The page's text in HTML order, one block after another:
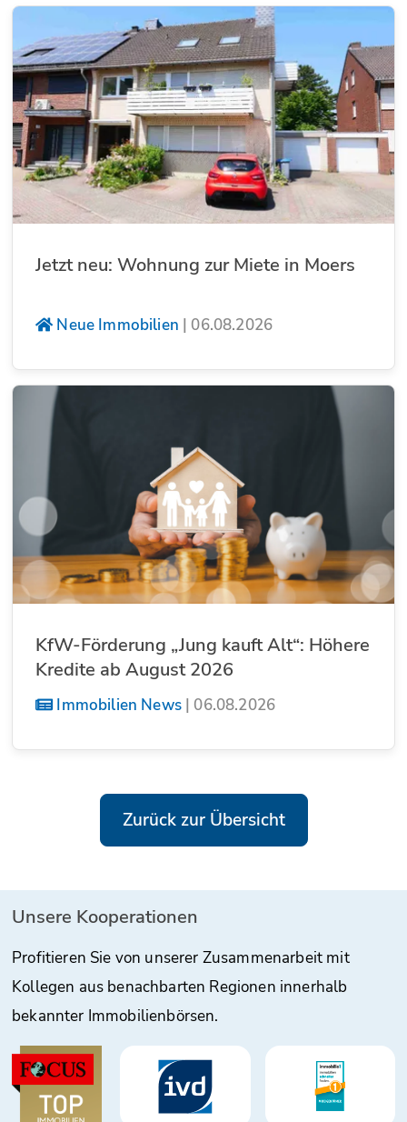
Jetzt neu: Wohnung zur Miete in Moers
Neue Immobilien | 06.08.2026
KfW-Förderung „Jung kauft Alt“: Höhere
Kredite ab August 2026
Immobilien News| 06.08.2026
Zurück zur Übersicht
Unsere Kooperationen
Profitieren Sie von unserer Zusammenarbeit mit
Kollegen aus benachbarten Regionen innerhalb
bekannter Immobilienbörsen.